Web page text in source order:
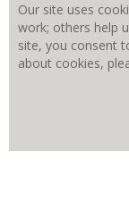
Our site uses
work; others help
site, you consent
about cookies,